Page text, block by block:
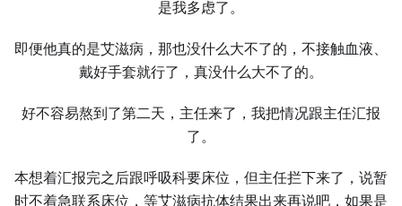
是我多虑了。
即便他真的是艾滋病，那也没什么大不了的，不接触血液、
戴好手套就行了，真没什么大不了的。
好不容易熬到了第二天，主任来了，我把情况跟主任汇报
了。
本想着汇报完之后跟呼吸科要床位，但主任拦下来了，说暂
时不着急联系床位，等艾滋病抗体结果出来再说吧，如果是